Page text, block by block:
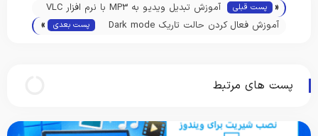
آموزش تبدیل ویدیو به MP3 با نرم افزار VLC
Media Player
آموزش فعال کردن حالت تاریک Dark mode
پست بعدی »
مرتبط